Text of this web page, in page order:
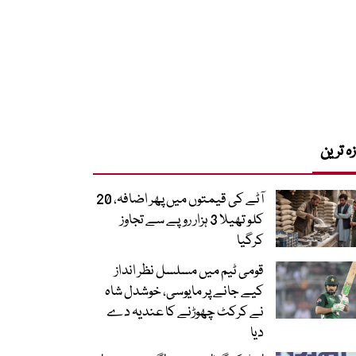
ترین
آٹے کی قیمتوں میں پھر اضافہ، 20
کلو تھیلا 3 ہزار روپے سے تجاوز
کرگیا
قومی ٹیم میں مسلسل نظر انداز
کیے جانے پر مایوسی، خوشدل شاہ
نے کرکٹ چھوڑنے کا عندیہ دے
دیا